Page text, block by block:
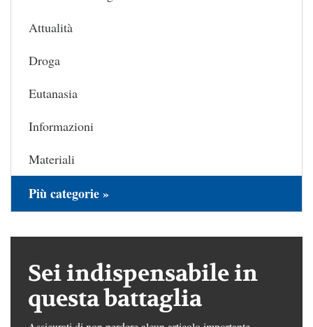
Attualità
Droga
Eutanasia
Informazioni
Materiali
Più categorie »
Sei indispensabile in
questa battaglia